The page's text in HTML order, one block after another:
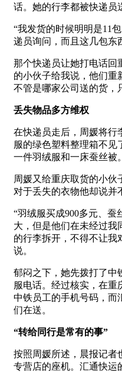
话。她的行李都被快递员
“我发货的时候明明是11
递员询问，而且这几包东
那个快递员让她打电话回
的小伙子给我说，他们重
不管是哪家公司送的货，
丢失物品多方维权
在快递员走后，周媛将行
服的绿色塑料整理箱不见
一件羽绒服和一床蚕丝被。
周媛又给重庆取货的小伙
对于丢失的衣物他却说并
“羽绒服买成900多元、蚕
大，但是他们在未经过我
的行李拆开，不得不让我
说。
郁闷之下，她先拨打了中
服电话。经过核实，在重
中铁员工的手机号码，而
们在送。
“转给同行是常有的事”
按照周媛所述，晨报记者
专营店的座机。汇通快运